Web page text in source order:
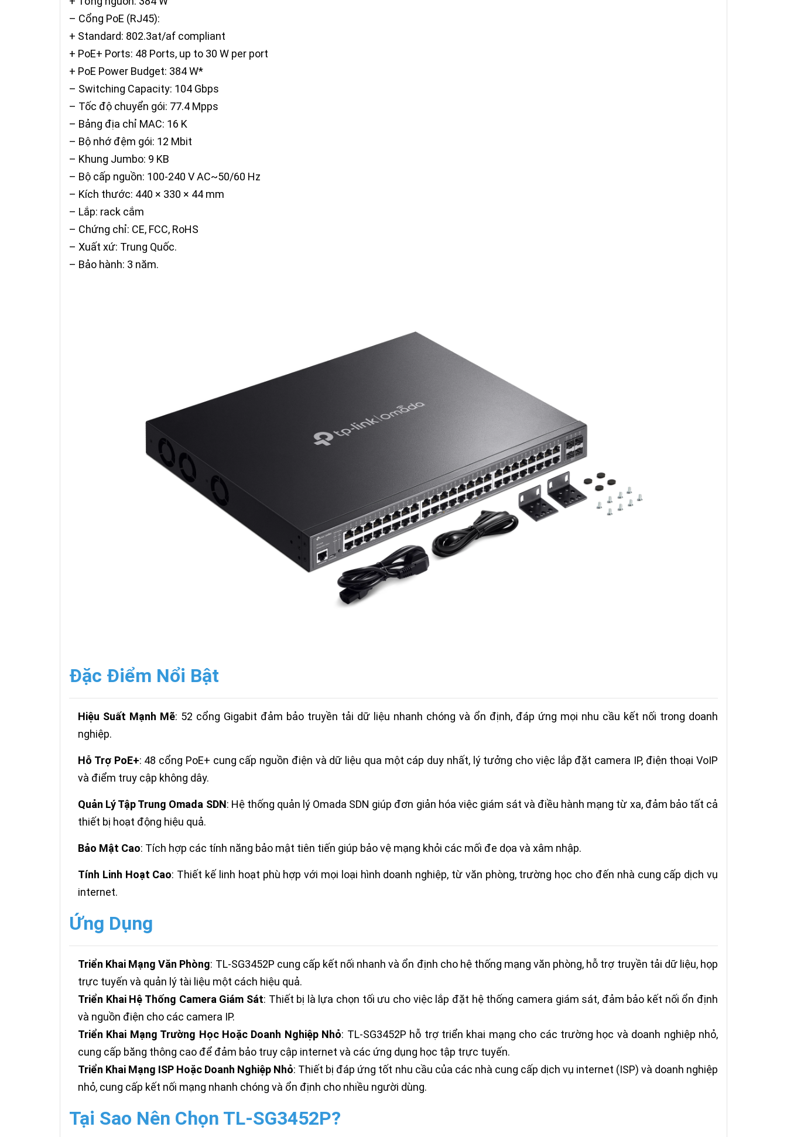
– Cổng PoE (RJ45):
+ Standard: 802.3at/af compliant
+ PoE+ Ports: 48 Ports, up to 30 W per port
+ PoE Power Budget: 384 W*
– Switching Capacity: 104 Gbps
– Tốc độ chuyển gói: 77.4 Mpps
– Bảng địa chỉ MAC: 16 K
– Bộ nhớ đệm gói: 12 Mbit
– Khung Jumbo: 9 KB
– Bộ cấp nguồn: 100-240 V AC~50/60 Hz
– Kích thước: 440 × 330 × 44 mm
– Lắp: rack cắm
– Chứng chỉ: CE, FCC, RoHS
– Xuất xứ: Trung Quốc.
– Bảo hành: 3 năm.
Đặc Điểm Nổi Bật
Hiệu Suất Mạnh Mẽ: 52 cổng Gigabit đảm bảo truyền tải dữ liệu nhanh chóng và ổn định, đáp ứng mọi nhu cầu kết nối trong doanh
nghiệp.
Hỗ Trợ PoE+: 48 cổng PoE+ cung cấp nguồn điện và dữ liệu qua một cáp duy nhất, lý tưởng cho việc lắp đặt camera IP, điện thoại VoIP
và điểm truy cập không dây.
Quản Lý Tập Trung Omada SDN: Hệ thống quản lý Omada SDN giúp đơn giản hóa việc giám sát và điều hành mạng từ xa, đảm bảo tất cả
thiết bị hoạt động hiệu quả.
Bảo Mật Cao: Tích hợp các tính năng bảo mật tiên tiến giúp bảo vệ mạng khỏi các mối đe dọa và xâm nhập.
Tính Linh Hoạt Cao: Thiết kế linh hoạt phù hợp với mọi loại hình doanh nghiệp, từ văn phòng, trường học cho đến nhà cung cấp dịch vụ
internet.
Ứng Dụng
Triển Khai Mạng Văn Phòng: TL-SG3452P cung cấp kết nối nhanh và ổn định cho hệ thống mạng văn phòng, hỗ trợ truyền tải dữ liệu, họp
trực tuyến và quản lý tài liệu một cách hiệu quả.
Triển Khai Hệ Thống Camera Giám Sát: Thiết bị là lựa chọn tối ưu cho việc lắp đặt hệ thống camera giám sát, đảm bảo kết nối ổn định
và nguồn điện cho các camera IP.
Triển Khai Mạng Trường Học Hoặc Doanh Nghiệp Nhỏ: TL-SG3452P hỗ trợ triển khai mạng cho các trường học và doanh nghiệp nhỏ,
cung cấp băng thông cao để đảm bảo truy cập internet và các ứng dụng học tập trực tuyến.
Triển Khai Mạng ISP Hoặc Doanh Nghiệp Nhỏ: Thiết bị đáp ứng tốt nhu cầu của các nhà cung cấp dịch vụ internet (ISP) và doanh nghiệp
nhỏ, cung cấp kết nối mạng nhanh chóng và ổn định cho nhiều người dùng.
Tại Sao Nên Chọn TL-SG3452P?